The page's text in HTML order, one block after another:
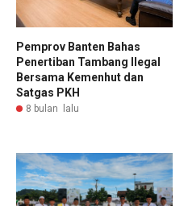
Pemprov Banten Bahas
Penertiban Tambang Ilegal
Bersama Kemenhut dan
Satgas PKH
8 bulan lalu